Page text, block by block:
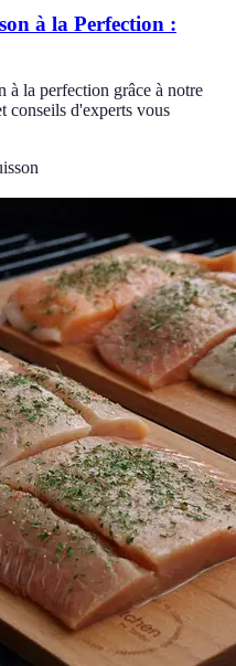
à la Perfection :
à la perfection grâce à notre
conseils d'experts vous